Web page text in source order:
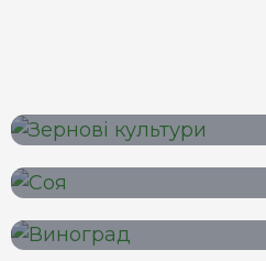
cereale
Soia și